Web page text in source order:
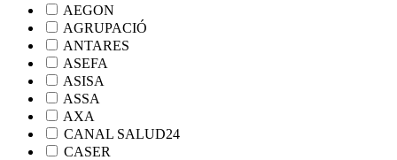
AEGON
AGRUPACIÓ
ANTARES
ASEFA
ASISA
ASSA
AXA
CANAL SALUD24
CASER